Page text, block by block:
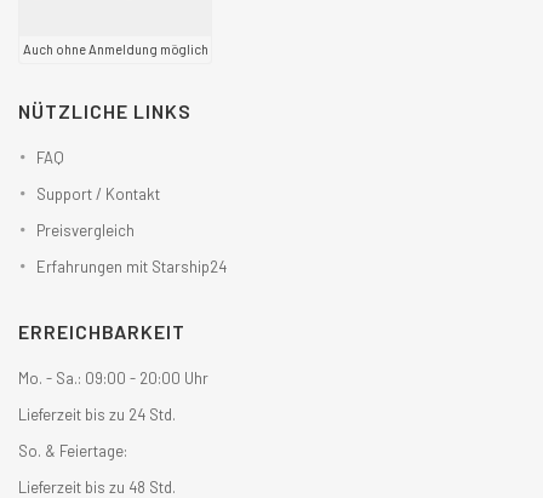
Auch ohne Anmeldung möglich
NÜTZLICHE LINKS
FAQ
Support / Kontakt
Preisvergleich
Erfahrungen mit Starship24
ERREICHBARKEIT
Mo. - Sa.: 09:00 - 20:00 Uhr
Lieferzeit bis zu 24 Std.
So. & Feiertage:
Lieferzeit bis zu 48 Std.